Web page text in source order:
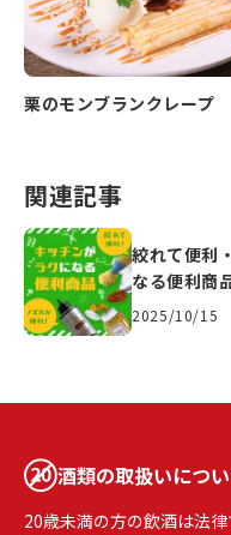
栗のモンブランクレープ
関連記事
絞れて便利
なる便利商
2025/10/15
酒類の取扱いにつ
20歳未満の方の飲酒は法